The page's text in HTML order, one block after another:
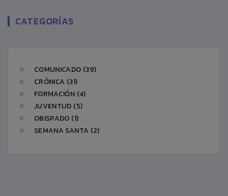
CATEGORÍAS
COMUNICADO (39)
CRÓNICA (31)
FORMACIÓN (4)
JUVENTUD (5)
OBISPADO (1)
SEMANA SANTA (2)